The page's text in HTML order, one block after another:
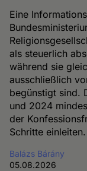
Eine
als steuerlich
während sie
ausschließlich
begünstigt sind.
und 2024
der
Schritte einleiten.
Balázs Bárány
05.08.2026